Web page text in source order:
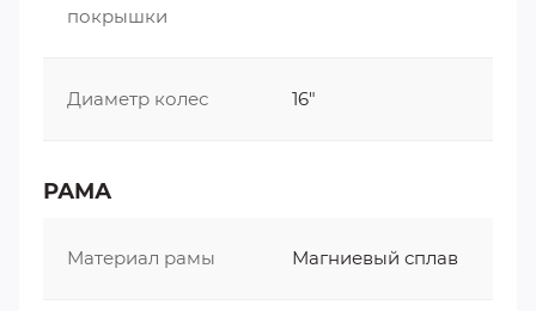
покрышки
Диаметр колес 16"
РАМА
Материал рамы Магниевый сплав